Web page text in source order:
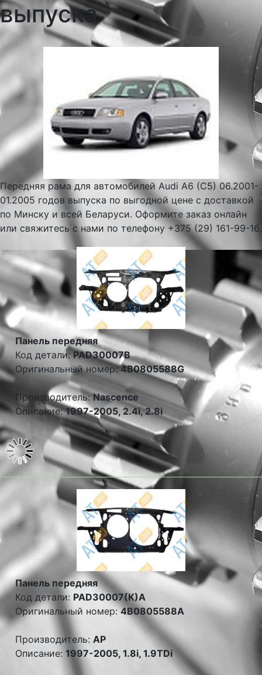
выпуска
Передняя рама для автомобилей Audi A6 (C5) 06.2001-
01.2005 годов выпуска по выгодной цене с доставкой
по Минску и всей Беларуси. Оформите заказ онлайн
или свяжитесь с нами по телефону +375 (29) 161-99-16.
Панель передняя
Код детали:PAD30007B
Оригинальный номер:4B0805588G
Производитель:Nascence
Описание:1997-2005, 2.4i, 2.8i
Панель передняя
Код детали: PAD30007(K)A
Оригинальный номер:4B0805588A
Производитель: AP
Описание: 1997-2005, 1.8i, 1.9TDi